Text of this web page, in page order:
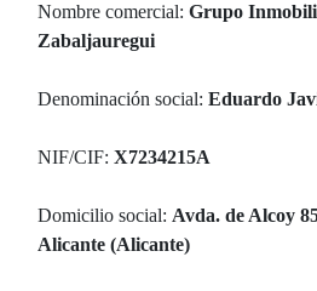
Nombre comercial: Grupo
Zabaljauregui
Denominación social: Eduardo
NIF/CIF: X7234215A
Domicilio social: Avda. de Alcoy
Alicante (Alicante)